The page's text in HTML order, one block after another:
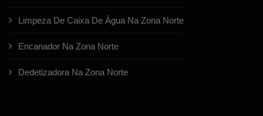
Limpeza De Caixa De Água Na Zona Norte
Encanador Na Zona Norte
Dedetizadora Na Zona Norte